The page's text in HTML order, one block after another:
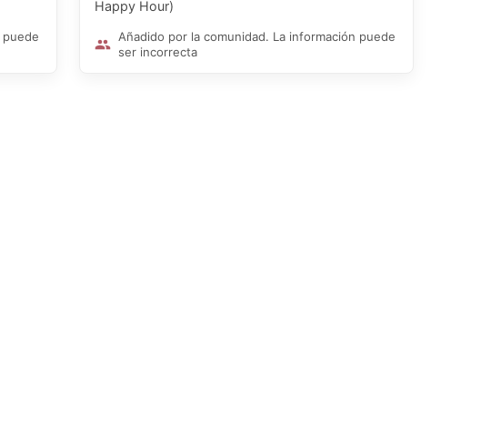
puede
Happy Hour)
Añadido por la comunidad. La información puede
ser incorrecta